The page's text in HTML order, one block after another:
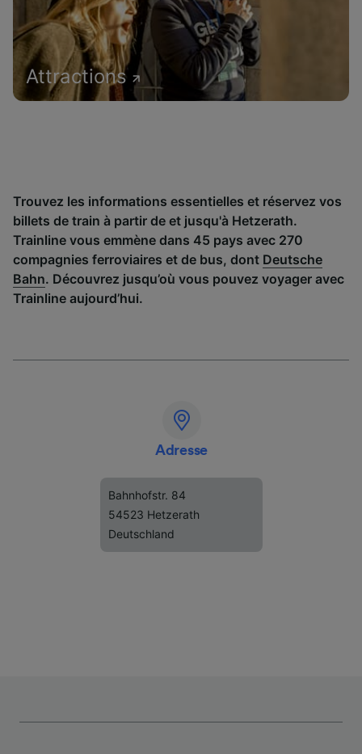
Attractions
Trouvez les informations essentielles et réservez vos
billets de train à partir de et jusqu'à Hetzerath.
Trainline vous emmène dans 45 pays avec 270
compagnies ferroviaires et de bus, dont Deutsche
Bahn. Découvrez jusqu’où vous pouvez voyager avec
Trainline aujourd’hui.
Adresse
Bahnhofstr. 84
54523 Hetzerath
Deutschland